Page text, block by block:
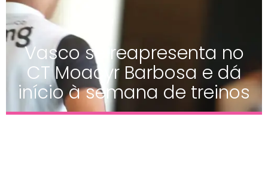
Vasco se reapresenta no
CT Moacyr Barbosa e dá
início à semana de treinos